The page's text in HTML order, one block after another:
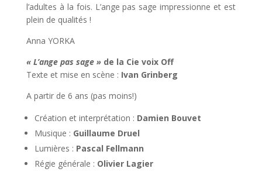
l’adultes à la fois. L’ange pas sage impressionne et est
plein de qualités !
Anna YORKA
« L’ange pas sage »de la Cie voix Off
Texte et mise en scène : Ivan Grinberg
A partir de 6 ans (pas moins!)
Création et interprétation : Damien Bouvet
Musique : Guillaume Druel
Lumières : Pascal Fellmann
Régie générale : Olivier Lagier